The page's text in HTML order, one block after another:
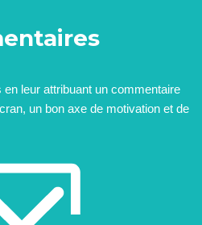
leur attribuant un commentaire
un bon axe de motivation et de